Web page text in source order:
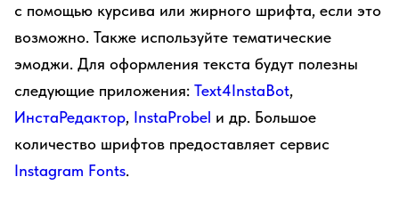
с помощью курсива или жирного шрифта, если это
возможно. Также используйте тематические
эмоджи. Для оформления текста будут полезны
следующие приложения: Text4InstaBot,
ИнстаРедактор, InstaProbel и др. Большое
количество шрифтов предоставляет сервис
Instagram Fonts.